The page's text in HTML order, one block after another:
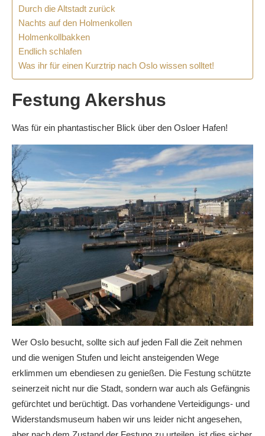
Durch die Altstadt zurück
Nachts auf den Holmenkollen
Holmenkollbakken
Endlich schlafen
Was ihr für einen Kurztrip nach Oslo wissen solltet!
Festung Akershus
Was für ein phantastischer Blick über den Osloer Hafen!
Wer Oslo besucht, sollte sich auf jeden Fall die Zeit nehmen
und die wenigen Stufen und leicht ansteigenden Wege
erklimmen um ebendiesen zu genießen. Die Festung schützte
seinerzeit nicht nur die Stadt, sondern war auch als Gefängnis
gefürchtet und berüchtigt. Das vorhandene Verteidigungs- und
Widerstandsmuseum haben wir uns leider nicht angesehen,